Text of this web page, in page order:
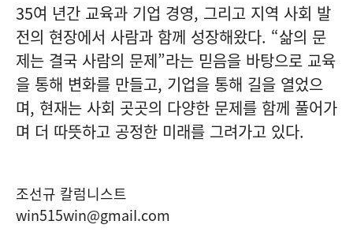
35여 년간 교육과 기업 경영, 그리고 지역 사회 발
전의 현장에서 사람과 함께 성장해왔다. “삶의 문
제는 결국 사람의 문제”라는 믿음을 바탕으로 교육
을 통해 변화를 만들고, 기업을 통해 길을 열었으
며, 현재는 사회 곳곳의 다양한 문제를 함께 풀어가
며 더 따뜻하고 공정한 미래를 그려가고 있다.
조선규 칼럼니스트
win515win@gmaiI.com